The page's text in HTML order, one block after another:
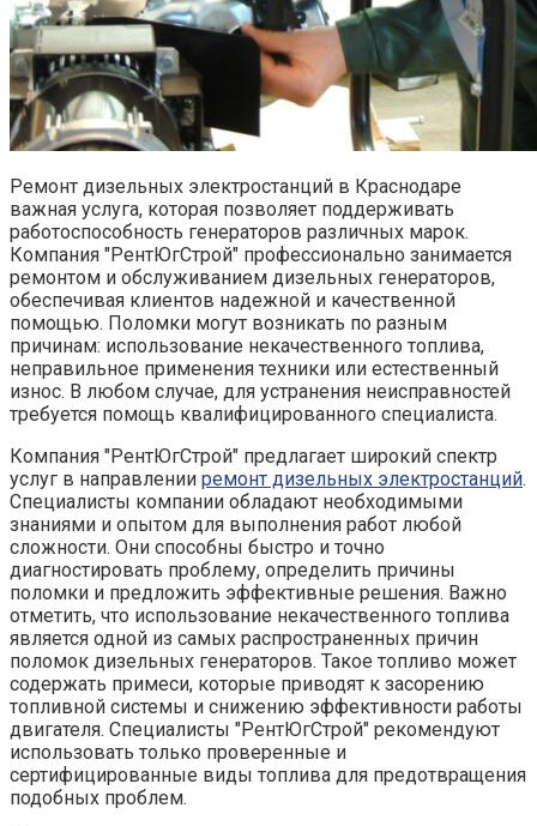
Ремонт дизельных электростанций в Краснодаре
важная услуга, которая позволяет поддерживать
работоспособность генераторов различных марок.
Компания "РентЮгСтрой" профессионально занимается
ремонтом и обслуживанием дизельных генераторов,
обеспечивая клиентов надежной и качественной
помощью. Поломки могут возникать по разным
причинам: использование некачественного топлива,
неправильное применения техники или естественный
износ. В любом случае, для устранения неисправностей
требуется помощь квалифицированного специалиста.
Компания "РентЮгСтрой" предлагает широкий спектр
услуг в направлении ремонт дизельных электростанций.
Специалисты компании обладают необходимыми
знаниями и опытом для выполнения работ любой
сложности. Они способны быстро и точно
диагностировать проблему, определить причины
поломки и предложить эффективные решения. Важно
отметить, что использование некачественного топлива
является одной из самых распространенных причин
поломок дизельных генераторов. Такое топливо может
содержать примеси, которые приводят к засорению
топливной системы и снижению эффективности работы
двигателя. Специалисты "РентЮгСтрой" рекомендуют
использовать только проверенные и
сертифицированные виды топлива для предотвращения
подобных проблем.